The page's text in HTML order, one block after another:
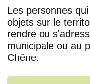
Les personnes
objets sur le
rendre ou
municipale ou au
Chêne.